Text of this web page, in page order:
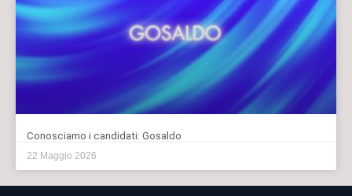
Conosciamo i candidati: Gosaldo
22 Maggio 2026